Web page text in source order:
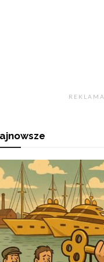
R E K L A M A